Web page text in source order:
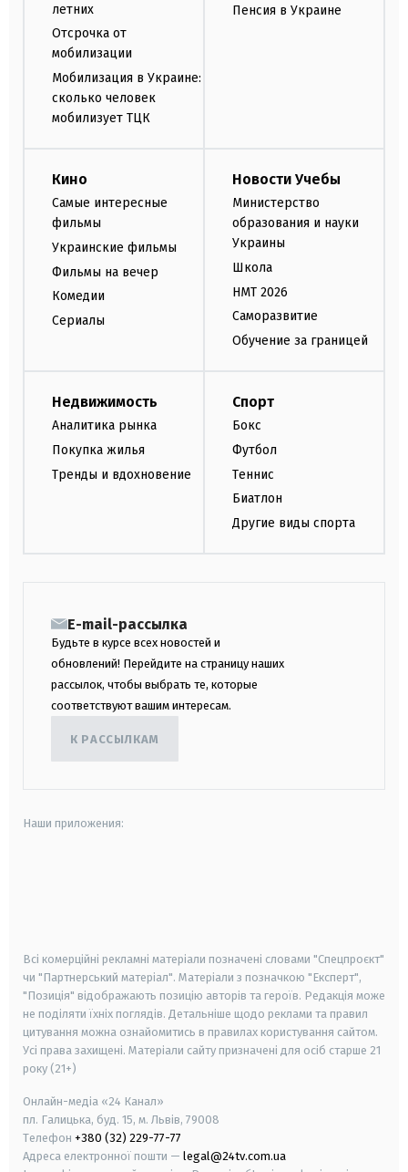
летних
Отсрочка от
мобилизации
Мобилизация в Украине:
сколько человек
мобилизует ТЦК
Пенсия в Украине
Кино
Самые интересные
фильмы
Украинские фильмы
Фильмы на вечер
Комедии
Сериалы
Новости Учебы
Министерство
образования и науки
Украины
Школа
НМТ 2026
Саморазвитие
Обучение за границей
Недвижимость
Аналитика рынка
Покупка жилья
Тренды и вдохновение
Спорт
Бокс
Футбол
Теннис
Биатлон
Другие виды спорта
E-mail-рассылка
Будьте в курсе всех новостей и
обновлений! Перейдите на страницу наших
рассылок, чтобы выбрать те, которые
соответствуют вашим интересам.
К РАССЫЛКАМ
Наши приложения:
Всі комерційні рекламні матеріали позначені словами "Спецпроєкт"
чи "Партнерський матеріал". Матеріали з позначкою "Експерт",
"Позиція" відображають позицію авторів та героїв. Редакція може
не поділяти їхніх поглядів. Детальніше щодо реклами та правил
цитування можна ознайомитись в правилах користування сайтом.
Усі права захищені. Матеріали сайту призначені для осіб старше 21
року (21+)
Онлайн-медіа «24 Канал»
пл. Галицька, буд. 15, м. Львів, 79008
Телефон +380 (32) 229-77-77
Адреса електронної пошти — legal@24tv.com.ua